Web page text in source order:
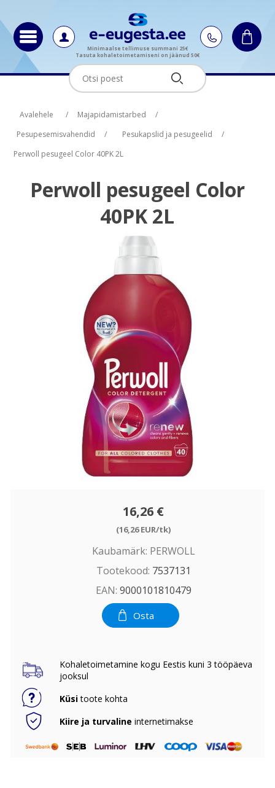
Minimaalse tellimuse summani 25€
Tasuta kohaletoimetamiseni on jäänud 50€
Avalehele / Majapidamistarbed
/
Pesupesemisvahendid
/ Pesukapslid ja pesugeelid
/
Perwoll pesugeel Color 40PK 2L
Perwoll pesugeel Color
40PK 2L
16,26 €
(16,26 EUR/tk)
Kaubamärk: PERWOLL
Tootekood: 7537131
EAN: 9000101810479
Osta
Kohaletoimetamine kogu Eestis kuni 3 tööpäeva
jooksul
Küsitoote kohta
Kiire ja turvaline internetimakse